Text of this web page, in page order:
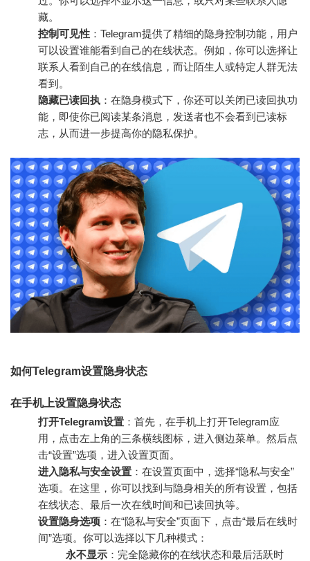
藏。
控制可见性 ：Telegram提供了精细的隐身控制功能，用户
可以设置谁能看到自己的在线状态。例如，你可以选择让
联系人看到自己的在线信息，而让陌生人或特定人群无法
看到。
隐藏已读回执 ：在隐身模式下，你还可以关闭已读回执功
能，即使你已阅读某条消息，发送者也不会看到已读标
志，从而进一步提高你的隐私保护。
如何Telegram设置隐身状态
在手机上设置隐身状态
打开Telegram设置 ：首先，在手机上打开Telegram应
用，点击左上角的三条横线图标，进入侧边菜单。然后点
击“设置”选项，进入设置页面。
进入隐私与安全设置 ：在设置页面中，选择“隐私与安全”
选项。在这里，你可以找到与隐身相关的所有设置，包括
在线状态、最后一次在线时间和已读回执等。
设置隐身选项 ：在“隐私与安全”页面下，点击“最后在线时
间”选项。你可以选择以下几种模式：
永不显示 ：完全隐藏你的在线状态和最后活跃时